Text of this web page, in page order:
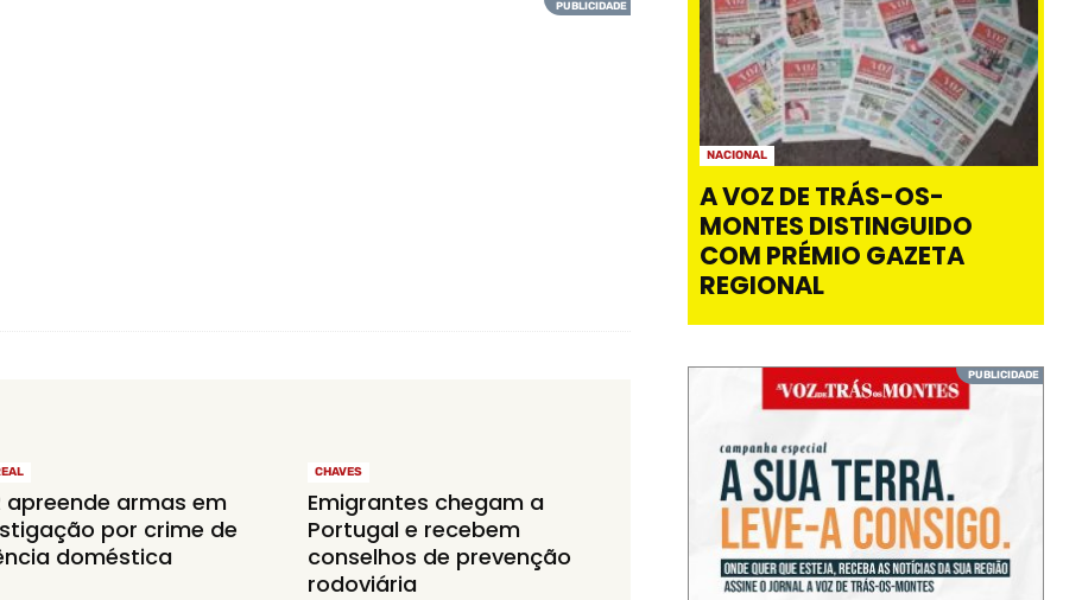
apreende armas em
por crime de
doméstica
CHAVES
Emigrantes chegam a
Portugal e recebem
conselhos de prevenção
rodoviária
NACIONAL
A VOZ DE TRÁS-OS-
MONTES DISTINGUIDO
COM PRÉMIO GAZETA
REGIONAL